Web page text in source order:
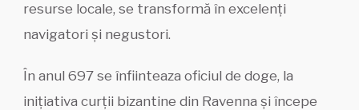
resurse locale, se transformă în excelenți
navigatori și negustori.
În anul 697 se înfiinteaza oficiul de doge, la
inițiativa curții bizantine din Ravenna și începe